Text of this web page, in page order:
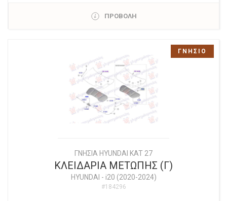
ΠΡΟΒΟΛΗ
ΓΝΗΣΙΑ HYUNDAI KAT 27
ΚΛΕΙΔΑΡΙΑ ΜΕΤΩΠΗΣ (Γ)
HYUNDAI - i20 (2020-2024)
#184296
ΓΝΗΣΙΟ